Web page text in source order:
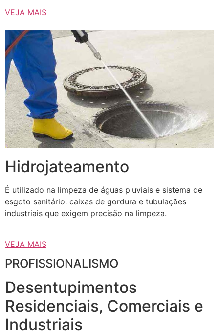
VEJA MAIS
Hidrojateamento
É utilizado na limpeza de águas pluviais e sistema de
esgoto sanitário, caixas de gordura e tubulações
industriais que exigem precisão na limpeza.
VEJA MAIS
PROFISSIONALISMO
Desentupimentos
Residenciais, Comerciais e
Industriais